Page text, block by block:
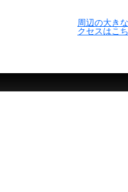
周辺の大き
クセスはこ